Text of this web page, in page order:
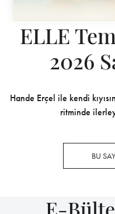
ELLE
2026
Hande Erçel ile kendi
ritminde
BU